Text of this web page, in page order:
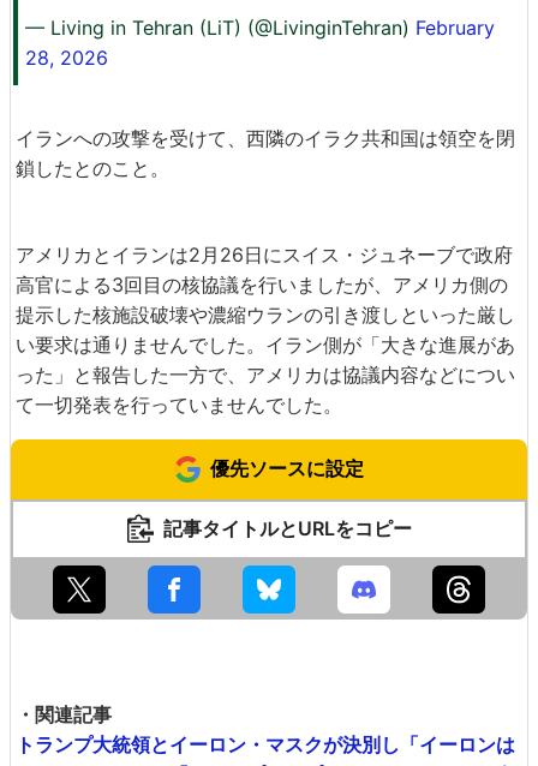
— Living in Tehran (LiT) (@LivinginTehran) February
28, 2026
イランへの攻撃を受けて、西隣のイラク共和国は領空を閉
鎖したとのこと。
アメリカとイランは2月26日にスイス・ジュネーブで政府
高官による3回目の核協議を行いましたが、アメリカ側の
提示した核施設破壊や濃縮ウランの引き渡しといった厳し
い要求は通りませんでした。イラン側が「大きな進展があ
った」と報告した一方で、アメリカは協議内容などについ
て一切発表を行っていませんでした。
優先ソースに設定
記事タイトルとURLをコピー
・関連記事
トランプ大統領とイーロン・マスクが決別し「イーロンは